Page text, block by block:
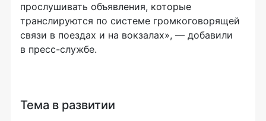
прослушивать объявления, которые
транслируются по системе громкоговорящей
связи в поездах и на вокзалах», — добавили
в пресс-службе.
Тема в развитии